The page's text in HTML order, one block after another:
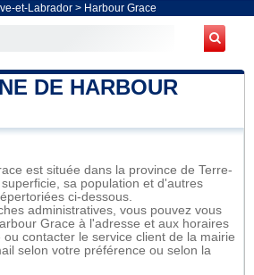
et-Labrador > Harbour Grace
DE HARBOUR
est située dans la province de Terre-
sa population et d'autres
ci-dessous.
administratives, vous pouvez vous
Grace à l'adresse et aux horaires
contacter le service client de la mairie
selon votre préférence ou selon la